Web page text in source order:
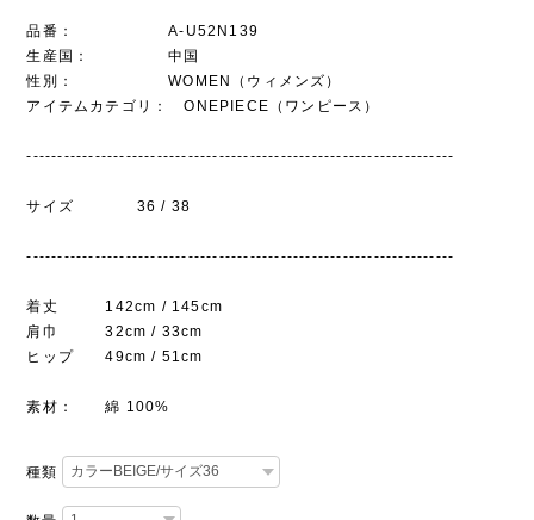
品番： A-U52N139
生産国： 中国
性別： WOMEN（ウィメンズ）
アイテムカテゴリ： ONEPIECE（ワンピース）
---------------------------------------------------------------------
サイズ 36 / 38
---------------------------------------------------------------------
着丈 142cm / 145cm
肩巾 32cm / 33cm
ヒップ 49cm / 51cm
素材： 綿 100%
種類